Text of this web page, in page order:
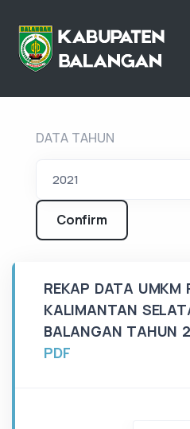
DATA TAHUN
Confirm
REKAP DATA UMKM
KALIMANTAN
BALANGAN TAHUN
PDF